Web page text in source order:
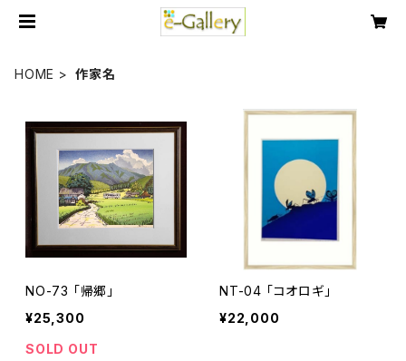
HOME 作家名
NO-73 「帰郷」
¥25,300
SOLD OUT
NT-04 「コオロギ」
¥22,000